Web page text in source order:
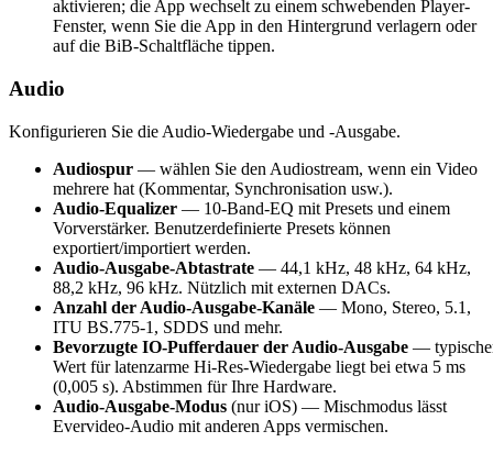
aktivieren; die App wechselt zu einem schwebenden Player-
Fenster, wenn Sie die App in den Hintergrund verlagern oder
auf die BiB-Schaltfläche tippen.
Audio
Konfigurieren Sie die Audio-Wiedergabe und -Ausgabe.
Audiospur — wählen Sie den Audiostream, wenn ein Video
mehrere hat (Kommentar, Synchronisation usw.).
Audio-Equalizer — 10-Band-EQ mit Presets und einem
Vorverstärker. Benutzerdefinierte Presets können
exportiert/importiert werden.
Audio-Ausgabe-Abtastrate — 44,1 kHz, 48 kHz, 64 kHz,
88,2 kHz, 96 kHz. Nützlich mit externen DACs.
Anzahl der Audio-Ausgabe-Kanäle — Mono, Stereo, 5.1,
ITU BS.775-1, SDDS und mehr.
Bevorzugte IO-Pufferdauer der Audio-Ausgabe —
Wert für latenzarme Hi-Res-Wiedergabe liegt bei etwa 5 ms
(0,005 s). Abstimmen für Ihre Hardware.
Audio-Ausgabe-Modus (nur iOS) — Mischmodus lässt
Evervideo-Audio mit anderen Apps vermischen.